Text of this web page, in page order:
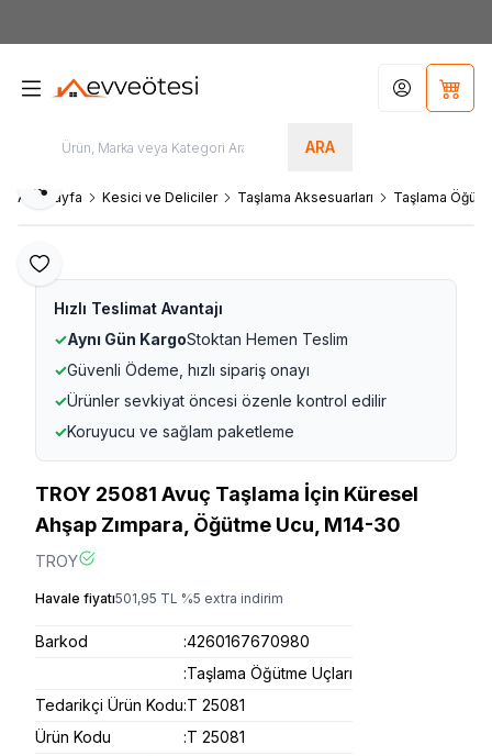
ARA
Hesabım
Ana Sayfa Kesici ve Deliciler Taşlama Aksesuarları Taşlama
Favoriye Ekle
Paylaş
Hızlı Teslimat Avantajı
✓Aynı Gün KargoStoktan Hemen Teslim
✓Güvenli Ödeme, hızlı sipariş onayı
✓Ürünler sevkiyat öncesi özenle kontrol edilir
✓Koruyucu ve sağlam paketleme
TROY 25081 Avuç Taşlama İçin Küresel
Ahşap Zımpara, Öğütme Ucu, M14-30
TROY
Havale fiyatı501,95 TL %5 extra indirim
Barkod :4260167670980
:Taşlama Öğütme Uçları
Tedarikçi Ürün Kodu:T 25081
Ürün Kodu
:T 25081